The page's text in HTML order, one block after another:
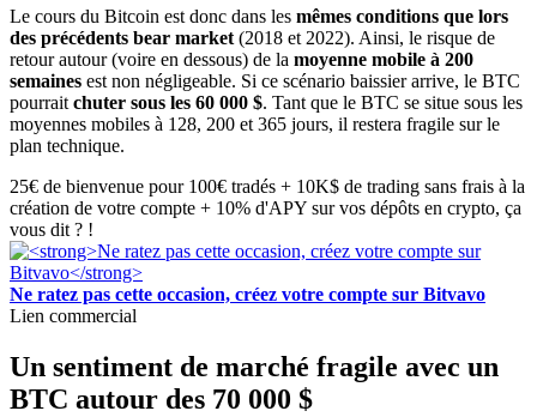
Le cours du Bitcoin est donc dans les mêmes conditions que lors
des précédents bear market(2018 et 2022). Ainsi, le risque de
retour autour (voire en dessous) de la moyenne mobile à 200
semaines est non négligeable. Si ce scénario baissier arrive, le BTC
pourraitchuter sous les 60 000 $. Tant que le BTC se situe sous les
moyennes mobiles à 128, 200 et 365 jours, il restera fragile sur le
plan technique.
25€ de bienvenue pour 100€ tradés + 10K$ de trading sans frais à la
création de votre compte + 10% d'APY sur vos dépôts en crypto, ça
vous dit ? !
Ne ratez pas cette occasion, créez votre compte sur Bitvavo
Lien commercial
Un sentiment de marché fragile avec un
BTC autour des 70 000 $